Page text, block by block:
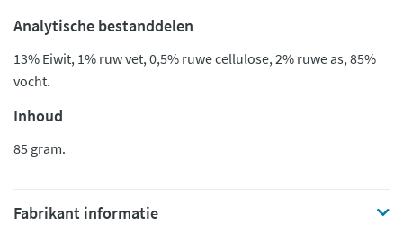
Analytische bestanddelen
13% Eiwit, 1% ruw vet, 0,5% ruwe cellulose, 2% ruwe as, 85%
vocht.
Inhoud
85 gram.
Fabrikant informatie